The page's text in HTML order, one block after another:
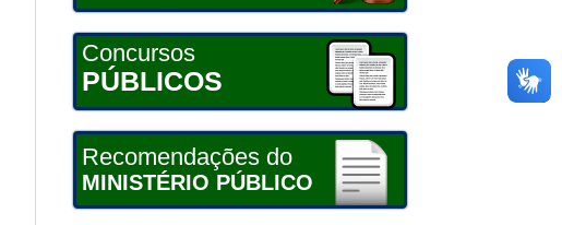
Concursos
PÚBLICOS
Recomendações do
MINISTÉRIO PÚBLICO